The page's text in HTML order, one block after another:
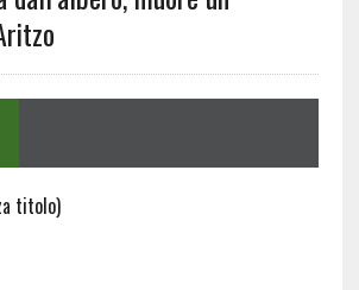
titolo)Articolo